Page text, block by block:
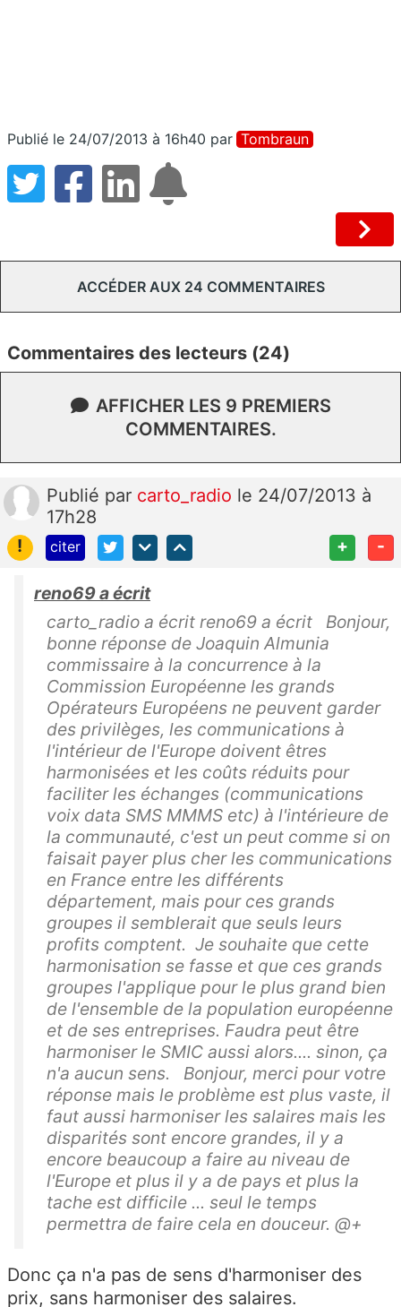
Publié le 24/07/2013 à 16h40 par Tombraun
ACCÉDER AUX 24 COMMENTAIRES
Commentaires des lecteurs (24)
AFFICHER LES 9 PREMIERS
COMMENTAIRES.
Publié par carto_radio le 24/07/2013 à
17h28
!
citer + -
reno69 a écrit
carto_radio a écrit reno69 a écrit Bonjour,
bonne réponse de Joaquin Almunia
commissaire à la concurrence à la
Commission Européenne les grands
Opérateurs Européens ne peuvent garder
des privilèges, les communications à
l'intérieur de l'Europe doivent êtres
harmonisées et les coûts réduits pour
faciliter les échanges (communications
voix data SMS MMMS etc) à l'intérieure de
la communauté, c'est un peut comme si on
faisait payer plus cher les communications
en France entre les différents
département, mais pour ces grands
groupes il semblerait que seuls leurs
profits comptent. Je souhaite que cette
harmonisation se fasse et que ces grands
groupes l'applique pour le plus grand bien
de l'ensemble de la population européenne
et de ses entreprises. Faudra peut être
harmoniser le SMIC aussi alors.... sinon, ça
n'a aucun sens. Bonjour, merci pour votre
réponse mais le problème est plus vaste, il
faut aussi harmoniser les salaires mais les
disparités sont encore grandes, il y a
encore beaucoup a faire au niveau de
l'Europe et plus il y a de pays et plus la
tache est difficile ... seul le temps
permettra de faire cela en douceur. @+
Donc ça n'a pas de sens d'harmoniser des
prix, sans harmoniser des salaires.